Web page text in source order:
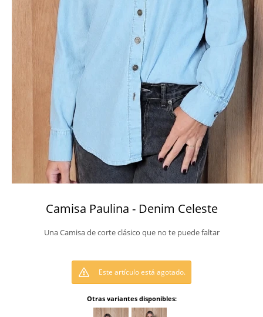
Camisa Paulina - Denim Celeste
Una Camisa de corte clásico que no te puede faltar
Este artículo está agotado.
Otras variantes disponibles: